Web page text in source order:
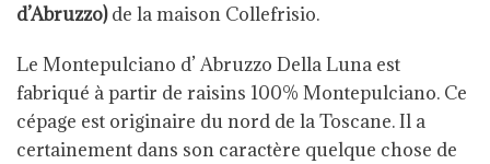
d’Abruzzo)de la maison Collefrisio.
Le Montepulciano d’ Abruzzo Della Luna est
fabriqué à partir de raisins 100% Montepulciano. Ce
cépage est originaire du nord de la Toscane. Il a
certainement dans son caractère quelque chose de